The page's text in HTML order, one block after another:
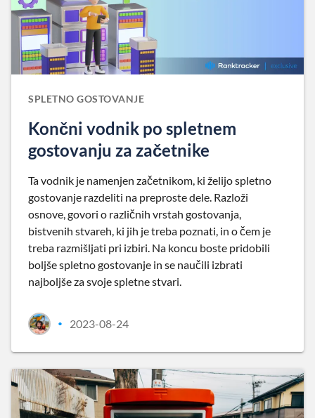
SPLETNO GOSTOVANJE
Končni vodnik po spletnem
gostovanju za začetnike
Ta vodnik je namenjen začetnikom, ki želijo spletno
gostovanje razdeliti na preproste dele. Razloži
osnove, govori o različnih vrstah gostovanja,
bistvenih stvareh, ki jih je treba poznati, in o čem je
treba razmišljati pri izbiri. Na koncu boste pridobili
boljše spletno gostovanje in se naučili izbrati
najboljše za svoje spletne stvari.
• 2023-08-24